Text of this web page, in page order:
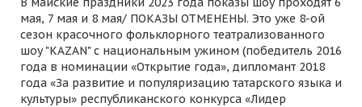
мая, 7 мая и 8 мая/ ПОКАЗЫ ОТМЕНЕНЫ. Это уже 8-ой
сезон красочного фольклорного театрализованного
шоу "KAZAN" с национальным ужином (победитель 2016
года в номинации «Открытие года», дипломант 2018
года «За развитие и популяризацию татарского языка и
культуры» республиканского конкурса «Лидер